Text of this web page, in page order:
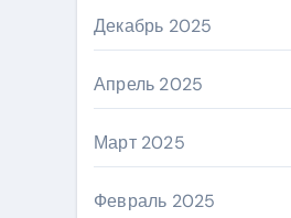
Декабрь 2025
Апрель 2025
Март 2025
Февраль 2025